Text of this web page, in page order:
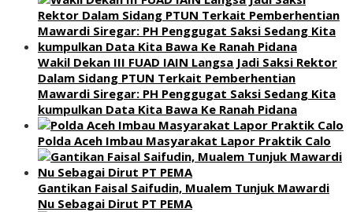
Wakil Dekan III FUAD IAIN Langsa Jadi Saksi Rektor
Dalam Sidang PTUN Terkait Pemberhentian
Mawardi Siregar: PH Penggugat Saksi Sedang Kita
kumpulkan Data Kita Bawa Ke Ranah Pidana
Polda Aceh Imbau Masyarakat Lapor Praktik Calo
Gantikan Faisal Saifudin, Mualem Tunjuk Mawardi
Nu Sebagai Dirut PT PEMA